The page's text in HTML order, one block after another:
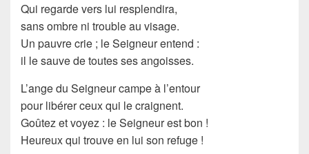
Qui regarde vers lui resplendira,
sans ombre ni trouble au visage.
Un pauvre crie ; le Seigneur entend :
il le sauve de toutes ses angoisses.
L’ange du Seigneur campe à l’entour
pour libérer ceux qui le craignent.
Goûtez et voyez : le Seigneur est bon !
Heureux qui trouve en lui son refuge !